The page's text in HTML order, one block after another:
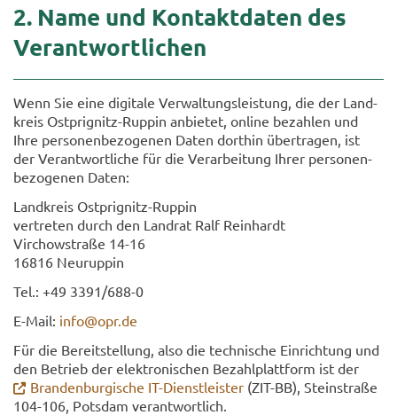
2. Name und Kon­takt­da­ten des
Ver­ant­wort­li­chen
Wenn Sie eine di­gi­ta­le Ver­wal­tungs­leis­tung, die der Land­
kreis Ostprignitz-​Ruppin an­bie­tet, on­line be­zah­len und
Ihre per­so­nen­be­zo­ge­nen Daten dort­hin über­tra­gen, ist
der Ver­ant­wort­li­che für die Ver­ar­bei­tung Ihrer per­so­nen­
be­zo­ge­nen Daten:
Land­kreis Ostprignitz-​Ruppin
ver­tre­ten durch den Land­rat Ralf Rein­hardt
Virch­ow­stra­ße 14-16
16816 Neu­rup­pin
Tel.: +49 3391/688-0
E-​Mail: info@opr.de
Für die Be­reit­stel­lung, also die tech­ni­sche Ein­rich­tung und
den Be­trieb der elek­tro­ni­schen Be­zahl­platt­form ist der
Bran­den­bur­gi­sche IT-​Dienstleister (ZIT-​BB), Stein­stra­ße
104-​106, Pots­dam ver­ant­wort­lich.